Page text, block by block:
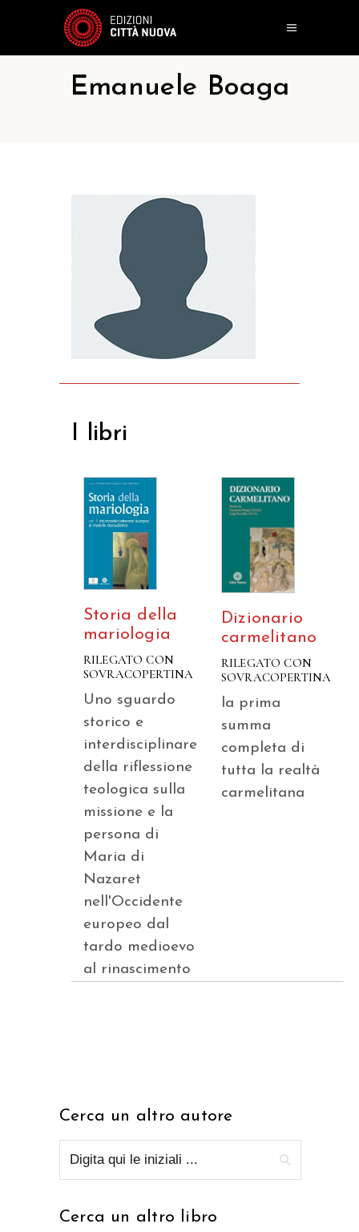
Emanuele Boaga
I libri
Storia della
mariologia
RILEGATO CON
SOVRACOPERTINA
Uno sguardo
storico e
interdisciplinare
della riflessione
teologica sulla
missione e la
persona di
Maria di
Nazaret
nell'Occidente
europeo dal
tardo medioevo
al rinascimento
Dizionario
carmelitano
RILEGATO CON
SOVRACOPERTINA
la prima
summa
completa di
tutta la realtà
carmelitana
Cerca un altro autore
Cerca un altro libro